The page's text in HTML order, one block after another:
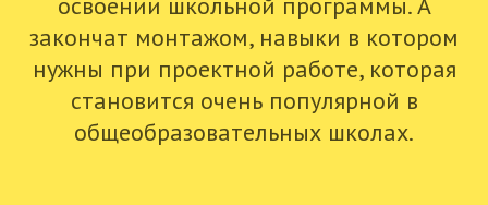
закончат монтажом, навыки в котором
нужны при проектной работе, которая
становится очень популярной в
общеобразовательных школах.